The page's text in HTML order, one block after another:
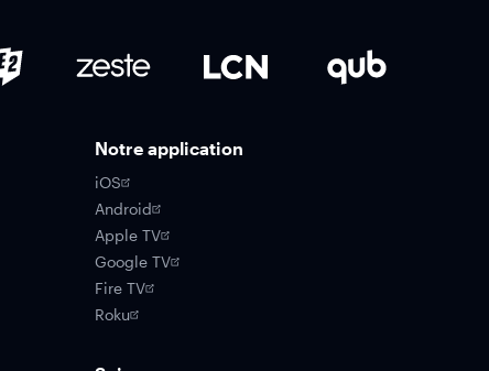
Notre application
iOS
Android
Apple TV
Google TV
Fire TV
Roku